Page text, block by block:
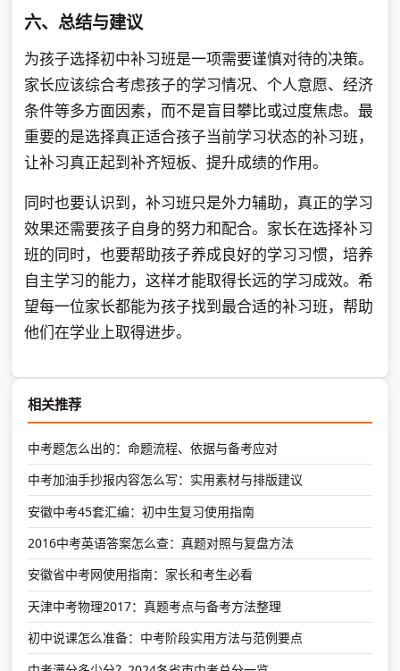
六、总结与建议
为孩子选择初中补习班是一项需要谨慎对待的决策。
家长应该综合考虑孩子的学习情况、个人意愿、经济
条件等多方面因素，而不是盲目攀比或过度焦虑。最
重要的是选择真正适合孩子当前学习状态的补习班，
让补习真正起到补齐短板、提升成绩的作用。
同时也要认识到，补习班只是外力辅助，真正的学习
效果还需要孩子自身的努力和配合。家长在选择补习
班的同时，也要帮助孩子养成良好的学习习惯，培养
自主学习的能力，这样才能取得长远的学习成效。希
望每一位家长都能为孩子找到最合适的补习班，帮助
他们在学业上取得进步。
相关推荐
中考题怎么出的：命题流程、依据与备考应对
中考加油手抄报内容怎么写：实用素材与排版建议
安徽中考45套汇编：初中生复习使用指南
2016中考英语答案怎么查：真题对照与复盘方法
安徽省中考网使用指南：家长和考生必看
天津中考物理2017：真题考点与备考方法整理
初中说课怎么准备：中考阶段实用方法与范例要点